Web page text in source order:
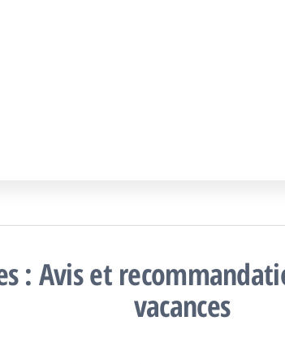
: Avis et
vacances